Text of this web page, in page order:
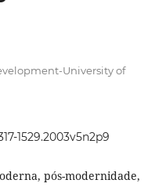
University of
1529.2003v5n2p9
pós-modernidade,